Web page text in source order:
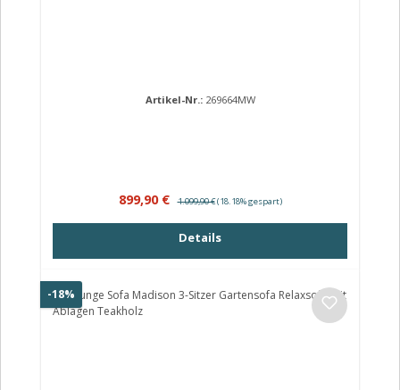
Artikel-Nr.: 269664MW
Verkaufspreis:
899,90 € Regulärer Preis:
1.099,90 €(18.18% gespart)
Details
-18% Rabatt